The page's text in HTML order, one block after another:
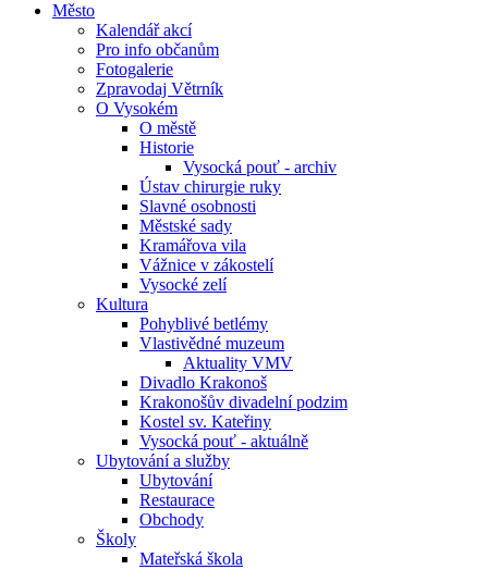
Město
Kalendář akcí
Pro info občanům
Fotogalerie
Zpravodaj Větrník
O Vysokém
O městě
Historie
Vysocká pouť - archiv
Ústav chirurgie ruky
Slavné osobnosti
Městské sady
Kramářova vila
Vážnice v zákostelí
Vysocké zelí
Kultura
Pohyblivé betlémy
Vlastivědné muzeum
Aktuality VMV
Divadlo Krakonoš
Krakonošův divadelní podzim
Kostel sv. Kateřiny
Vysocká pouť - aktuálně
Ubytování a služby
Ubytování
Restaurace
Obchody
Školy
Mateřská škola